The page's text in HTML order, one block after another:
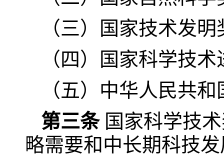
（三）国家技术发明
（四）国家科学技
（五）中华人民共
第三条国家科学技
略需要和中长期科技